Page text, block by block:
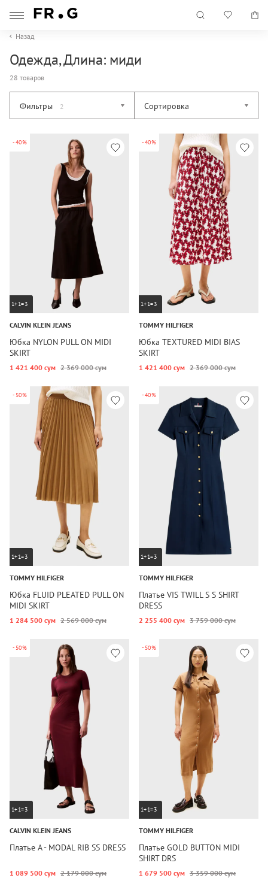
Назад
Одежда, Длина: миди
28 товаров
Фильтры 2 Сортировка
-40%
1+1=3
CALVIN KLEIN JEANS
Юбка NYLON PULL ON MIDI
SKIRT
1 421 400 сум 2 369 000 сум
-40%
1+1=3
TOMMY HILFIGER
Юбка TEXTURED MIDI BIAS
SKIRT
1 421 400 сум 2 369 000 сум
-50%
1+1=3
TOMMY HILFIGER
Юбка FLUID PLEATED PULL ON
MIDI SKIRT
1 284 500 сум 2 569 000 сум
-40%
1+1=3
TOMMY HILFIGER
Платье VIS TWILL S S SHIRT
DRESS
2 255 400 сум 3 759 000 сум
-50%
1+1=3
CALVIN KLEIN JEANS
Платье A - MODAL RIB SS DRESS
1 089 500 сум 2 179 000 сум
-50%
1+1=3
TOMMY HILFIGER
Платье GOLD BUTTON MIDI
SHIRT DRS
1 679 500 сум 3 359 000 сум